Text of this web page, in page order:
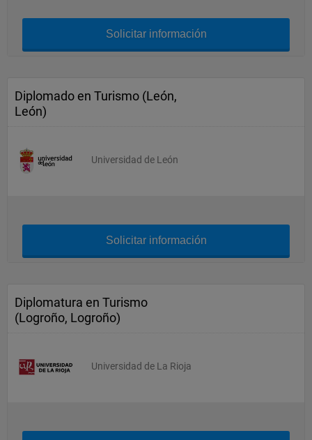
Solicitar información
Diplomado en Turismo (León,
León)
Universidad de León
Solicitar información
Diplomatura en Turismo
(Logroño, Logroño)
Universidad de La Rioja